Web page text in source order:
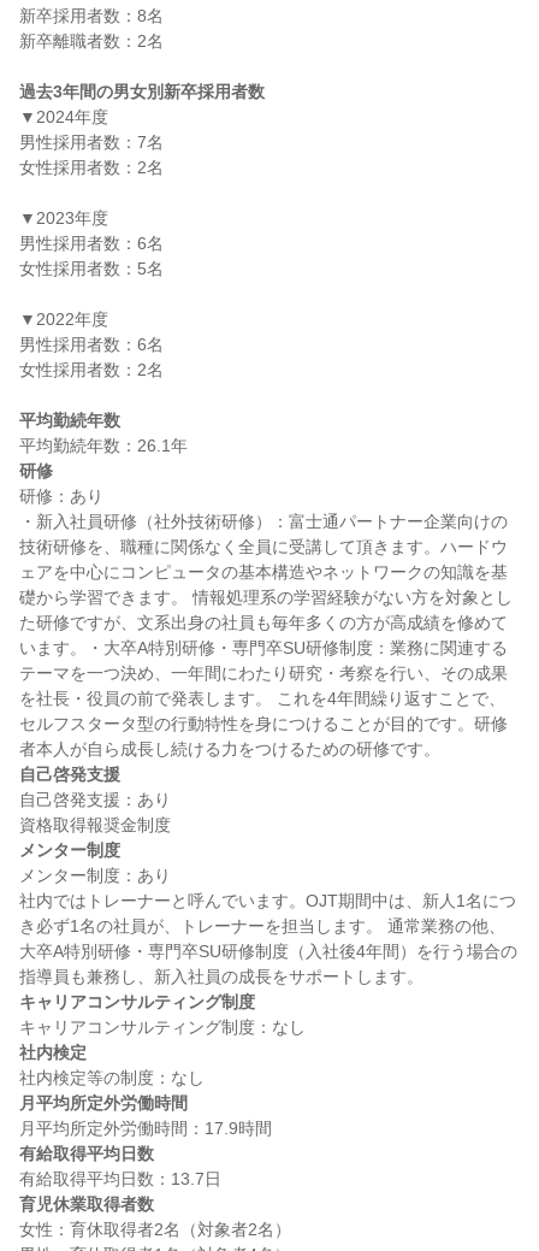
新卒採用者数：8名
新卒離職者数：2名
過去3年間の男女別新卒採用者数
▼2024年度
男性採用者数：7名
女性採用者数：2名
▼2023年度
男性採用者数：6名
女性採用者数：5名
▼2022年度
男性採用者数：6名
女性採用者数：2名
平均勤続年数
研修
研修：あり
・新入社員研修（社外技術研修）：富士通パートナー企業向けの
技術研修を、職種に関係なく全員に受講して頂きます。ハードウ
ェアを中心にコンピュータの基本構造やネットワークの知識を基
礎から学習できます。 情報処理系の学習経験がない方を対象とし
た研修ですが、文系出身の社員も毎年多くの方が高成績を修めて
います。・大卒A特別研修・専門卒SU研修制度：業務に関連する
テーマを一つ決め、一年間にわたり研究・考察を行い、その成果
を社長・役員の前で発表します。 これを4年間繰り返すことで、
セルフスタータ型の行動特性を身につけることが目的です。研修
自己啓発支援
自己啓発支援：あり
メンター制度
メンター制度：あり
社内ではトレーナーと呼んでいます。OJT期間中は、新人1名につ
き必ず1名の社員が、トレーナーを担当します。 通常業務の他、
大卒A特別研修・専門卒SU研修制度（入社後4年間）を行う場合の
キャリアコンサルティング制度
社内検定
月平均所定外労働時間
有給取得平均日数
育児休業取得者数
女性：育休取得者2名（対象者2名）